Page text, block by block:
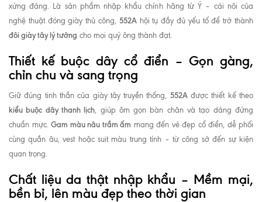
xứng đáng. Là sản phẩm nhập khẩu chính hãng từ Ý – cái nôi của
nghệ thuật đóng giày thủ công, 552Ahội tụ đầy đủ yếu tố để trở thành
đôi giày tây lý tưởng cho mọi quý ông thành đạt.
Thiết kế buộc dây cổ điển – Gọn gàng,
chỉn chu và sang trọng
Giữ đúng tinh thần của giày tây truyền thống, 552Ađược thiết kế theo
kiểu buộc dây thanh lịch, giúp ôm gọn bàn chân và tạo dáng đứng
chuẩn mực. Gam màu nâu trầm ấm mang đến vẻ đẹp cổ điển, dễ phối
cùng quần âu, vest hoặc suit màu trung tính – từ công sở đến sự kiện
quan trọng.
Chất liệu da thật nhập khẩu – Mềm mại,
bền bỉ, lên màu đẹp theo thời gian